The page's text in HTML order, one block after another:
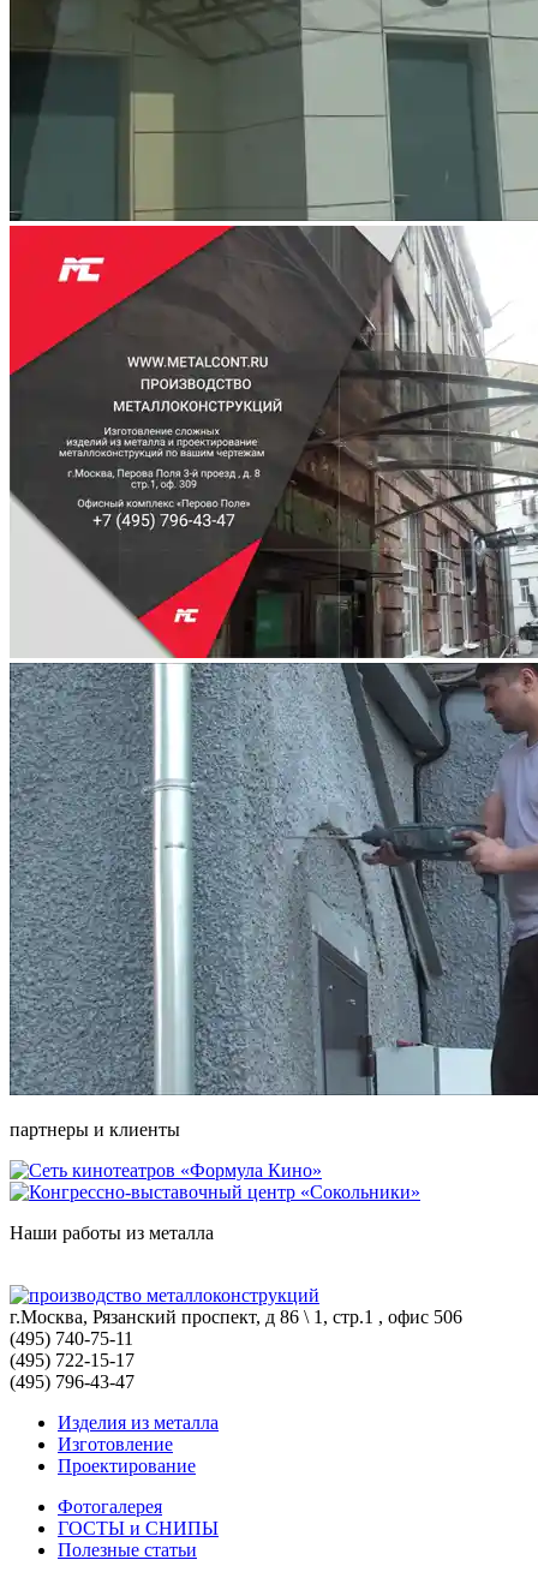
партнеры и клиенты
Наши работы из металла
г.Москва, Рязанский проспект, д 86 \ 1, стр.1 , офис 506
(495) 740-75-11
(495) 722-15-17
(495) 796-43-47
Изделия из металла
Изготовление
Проектирование
Фотогалерея
ГОСТЫ и СНИПЫ
Полезные статьи